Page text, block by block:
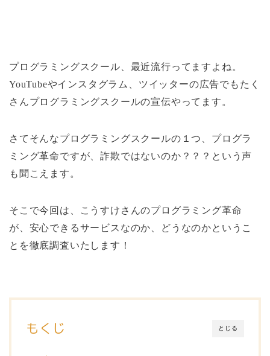
プログラミングスクール、最近流行ってますよね。
YouTubeやインスタグラム、ツイッターの広告でもたく
さんプログラミングスクールの宣伝やってます。
さてそんなプログラミングスクールの１つ、プログラ
ミング革命ですが、詐欺ではないのか？？？という声
も聞こえます。
そこで今回は、こうすけさんのプログラミング革命
が、安心できるサービスなのか、どうなのかというこ
とを徹底調査いたします！
とじる
もくじ